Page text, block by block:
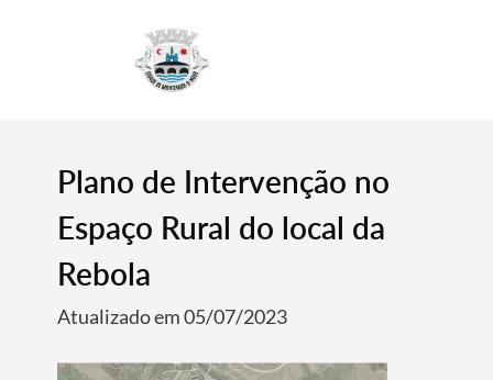
Plano de Intervenção no
Espaço Rural do local da
Rebola
Atualizado em 05/07/2023